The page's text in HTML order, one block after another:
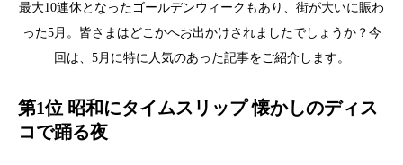
最大10連休となったゴールデンウィークもあり、街が大いに賑わ
った5月。皆さまはどこかへお出かけされましたでしょうか？今
回は、5月に特に人気のあった記事をご紹介します。
第1位 昭和にタイムスリップ 懐かしのディス
コで踊る夜